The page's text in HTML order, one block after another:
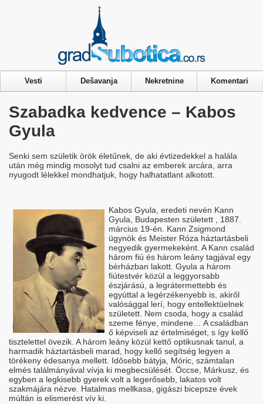
Vesti Dešavanja Nekretnine Komentari
Szabadka kedvence – Kabos
Gyula
Senki sem születik örök életűnek, de aki évtizedekkel a halála
után még mindig mosolyt tud csalni az emberek arcára, arra
nyugodt lélekkel mondhatjuk, hogy halhatatlant alkotott.
Kabos Gyula, eredeti nevén Kann
Gyula, Budapesten született , 1887.
március 19-én. Kann Zsigmond
ügynök és Meister Róza háztartásbeli
negyedik gyermekeként. A Kann család
három fiú és három leány tagjával egy
bérházban lakott. Gyula a három
fiútestvér közül a leggyorsabb
észjárású, a legrátermettebb és
egyúttal a legérzékenyebb is, akiről
valósággal lerí, hogy entellektüelnek
született. Nem csoda, hogy a család
szeme fénye, mindene… A családban
ő képviseli az értelmiséget, s így kellő
tisztelettel övezik. A három leány közül kettő optikusnak tanul, a
harmadik háztartásbeli marad, hogy kellő segítség legyen a
törékeny édesanya mellett. Idősebb bátyja, Móric, számtalan
elmés találmányával vívja ki megbecsülését. Öccse, Márkusz, és
egyben a legkisebb gyerek volt a legerősebb, lakatos volt
szakmájára nézve. Hatalmas mellkasa, gigászi bicepsze évek
múltán is elismerést vív ki.
Privacy & Cookies Policy